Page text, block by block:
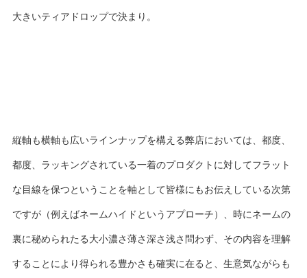
大きいティアドロップで決まり。
縦軸も横軸も広いラインナップを構える弊店においては、都度、
都度、ラッキングされている一着のプロダクトに対してフラット
な目線を保つということを軸として皆様にもお伝えしている次第
ですが（例えばネームハイドというアプローチ）、時にネームの
裏に秘められたる大小濃さ薄さ深さ浅さ問わず、その内容を理解
することにより得られる豊かさも確実に在ると、生意気ながらも